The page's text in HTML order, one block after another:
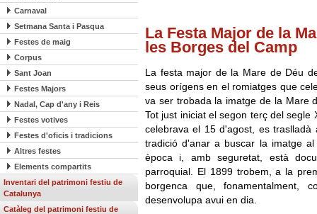
Carnaval
Setmana Santa i Pasqua
Festes de maig
Corpus
Sant Joan
Festes Majors
Nadal, Cap d'any i Reis
Festes votives
Festes d'oficis i tradicions
Altres festes
Elements compartits
Inventari del patrimoni festiu de
Catalunya
Catàleg del patrimoni festiu de
La Festa Major de la
les Borges del Camp
La festa major de la Mare de Déu
seus orígens en el romiatges que
va ser trobada la imatge de la Mare
Tot just iniciat el segon terç del segle
celebrava el 15 d'agost, es
tradició d'anar a buscar la imatge
època i, amb seguretat, està
parroquial. El 1899 trobem, a la
borgenca que, fonamentalment,
desenvolupa avui en dia.